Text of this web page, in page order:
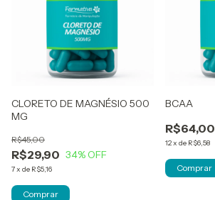
CLORETO DE MAGNÉSIO 500
MG
R$29,90
R$45,00
34% OFF
7x de R$5,16
Comprar
BCAA
R$64,00
12x de R$6,58
Comprar